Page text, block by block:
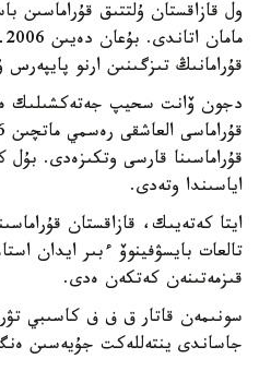
ول قازاقستان ۇلتتىق قۇراماسىن
قۇرامانىڭ تىزگىنىن ارنو
دجون ۆانت سحيپ جەتەكشىلىك
قۇراماسىنا قارسى وتكىزەدى. بۇل
اياسىندا وتەدى.
ايتا كەتەيىك، قازاقستان
تالعات بايسۋفينوۆ ءبىر ايدان
قىزمەتىنەن كەتكەن ەدى.
سونىمەن قاتار ق ف ف كاسىبي
جاساندى ينتەللەكت جۇيەسىن